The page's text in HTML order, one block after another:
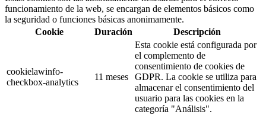
funcionamiento de la web, se encargan de elementos básicos como
la seguridad o funciones básicas anonimamente.
Cookie
Duración Descripción
cookielawinfo-
checkbox-analytics
11 meses
Esta cookie está configurada por
el complemento de
consentimiento de cookies de
GDPR. La cookie se utiliza para
almacenar el consentimiento del
usuario para las cookies en la
categoría "Análisis".